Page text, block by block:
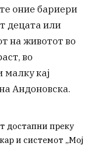
оние бариери
децата или
на животот во
во
кај
Андоновска.
достапни преку
и системот „Мој